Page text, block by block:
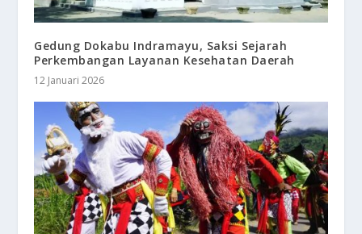
Gedung Dokabu Indramayu, Saksi Sejarah
Perkembangan Layanan Kesehatan Daerah
12 Januari 2026